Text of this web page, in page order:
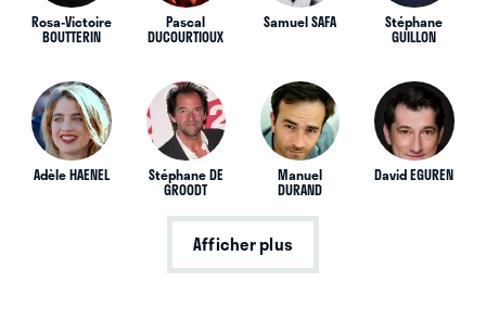
Rosa-Victoire
BOUTTERIN
Pascal
DUCOURTIOUX
Samuel SAFA Stéphane
GUILLON
Adèle HAENEL Stéphane DE
GROODT
Manuel
DURAND
David EGUREN
Afficher plus